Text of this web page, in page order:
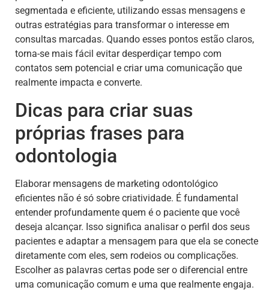
segmentada e eficiente, utilizando essas mensagens e
outras estratégias para transformar o interesse em
consultas marcadas. Quando esses pontos estão claros,
torna-se mais fácil evitar desperdiçar tempo com
contatos sem potencial e criar uma comunicação que
realmente impacta e converte.
Dicas para criar suas
próprias frases para
odontologia
Elaborar mensagens de marketing odontológico
eficientes não é só sobre criatividade. É fundamental
entender profundamente quem é o paciente que você
deseja alcançar. Isso significa analisar o perfil dos seus
pacientes e adaptar a mensagem para que ela se conecte
diretamente com eles, sem rodeios ou complicações.
Escolher as palavras certas pode ser o diferencial entre
uma comunicação comum e uma que realmente engaja.